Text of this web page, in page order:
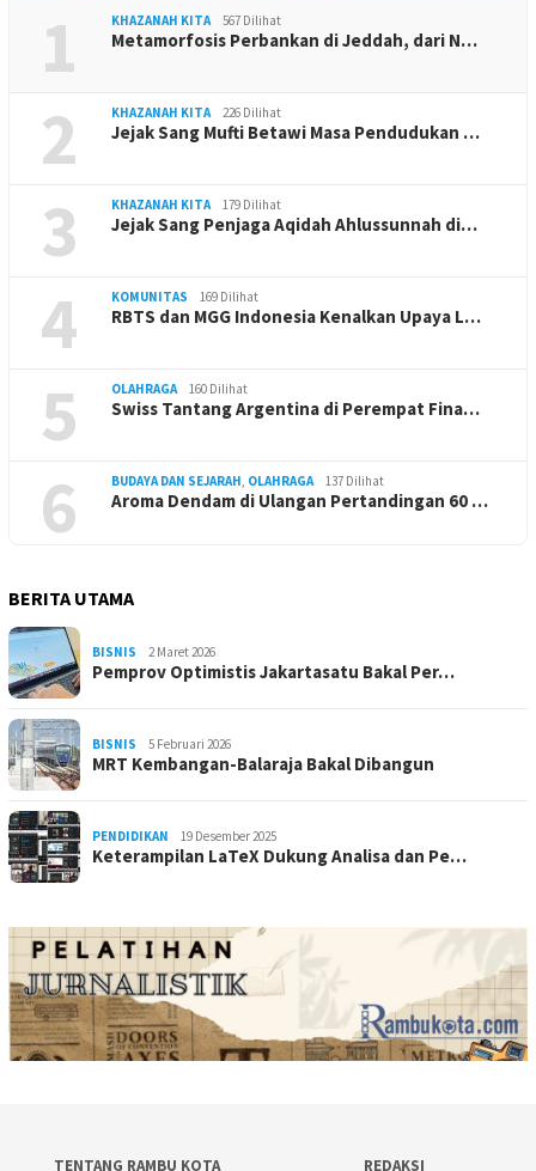
1 KHAZANAH KITA 567 Dilihat
Metamorfosis Perbankan di Jeddah, dari N…
2 KHAZANAH KITA 226 Dilihat
Jejak Sang Mufti Betawi Masa Pendudukan …
3 KHAZANAH KITA 179 Dilihat
Jejak Sang Penjaga Aqidah Ahlussunnah di…
4 KOMUNITAS 169 Dilihat
RBTS dan MGG Indonesia Kenalkan Upaya L…
5 OLAHRAGA 160 Dilihat
Swiss Tantang Argentina di Perempat Fina…
6 BUDAYA DAN SEJARAH, OLAHRAGA 137 Dilihat
Aroma Dendam di Ulangan Pertandingan 60 …
BERITA UTAMA
BISNIS 2 Maret 2026
Pemprov Optimistis Jakartasatu Bakal Per…
BISNIS 5 Februari 2026
MRT Kembangan-Balaraja Bakal Dibangun
PENDIDIKAN 19 Desember 2025
Keterampilan LaTeX Dukung Analisa dan Pe…
TENTANG RAMBU KOTA REDAKSI